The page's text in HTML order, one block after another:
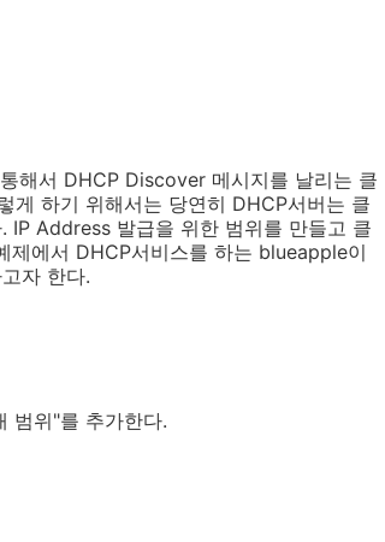
해서 DHCP Discover 메시지를 날리는 클
게 하기 위해서는 당연히 DHCP서버는 클
IP Address 발급을 위한 범위를 만들고 클
제에서 DHCP서비스를 하는 blueapple이
자 한다.
범위"를 추가한다.